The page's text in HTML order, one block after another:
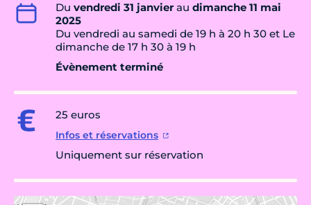
Du vendredi 31 janvierau dimanche 11 mai
2025
Du vendredi au samedi de 19 h à 20 h 30 et Le
dimanche de 17 h 30 à 19 h
Évènement terminé
25 euros
Infos et réservations
Uniquement sur réservation